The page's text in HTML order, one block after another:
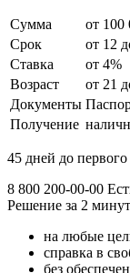
Сумма
от 100
Срок
от 12
Ставка
от 4%
Возраст
от 21
Документы
Получение
45 дней до
8 800 200-00-00
Решение за 2
на любые
справка в
без